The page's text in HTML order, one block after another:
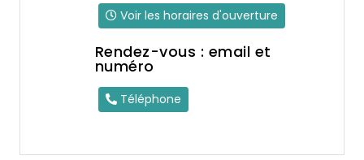
Voir les horaires d'ouverture
Rendez-vous : email et
numéro
Téléphone